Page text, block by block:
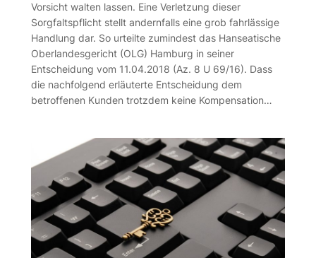
Vorsicht walten lassen. Eine Verletzung dieser
Sorgfaltspflicht stellt andernfalls eine grob fahrlässige
Handlung dar. So urteilte zumindest das Hanseatische
Oberlandesgericht (OLG) Hamburg in seiner
Entscheidung vom 11.04.2018 (Az. 8 U 69/16). Dass
die nachfolgend erläuterte Entscheidung dem
betroffenen Kunden trotzdem keine Kompensation…